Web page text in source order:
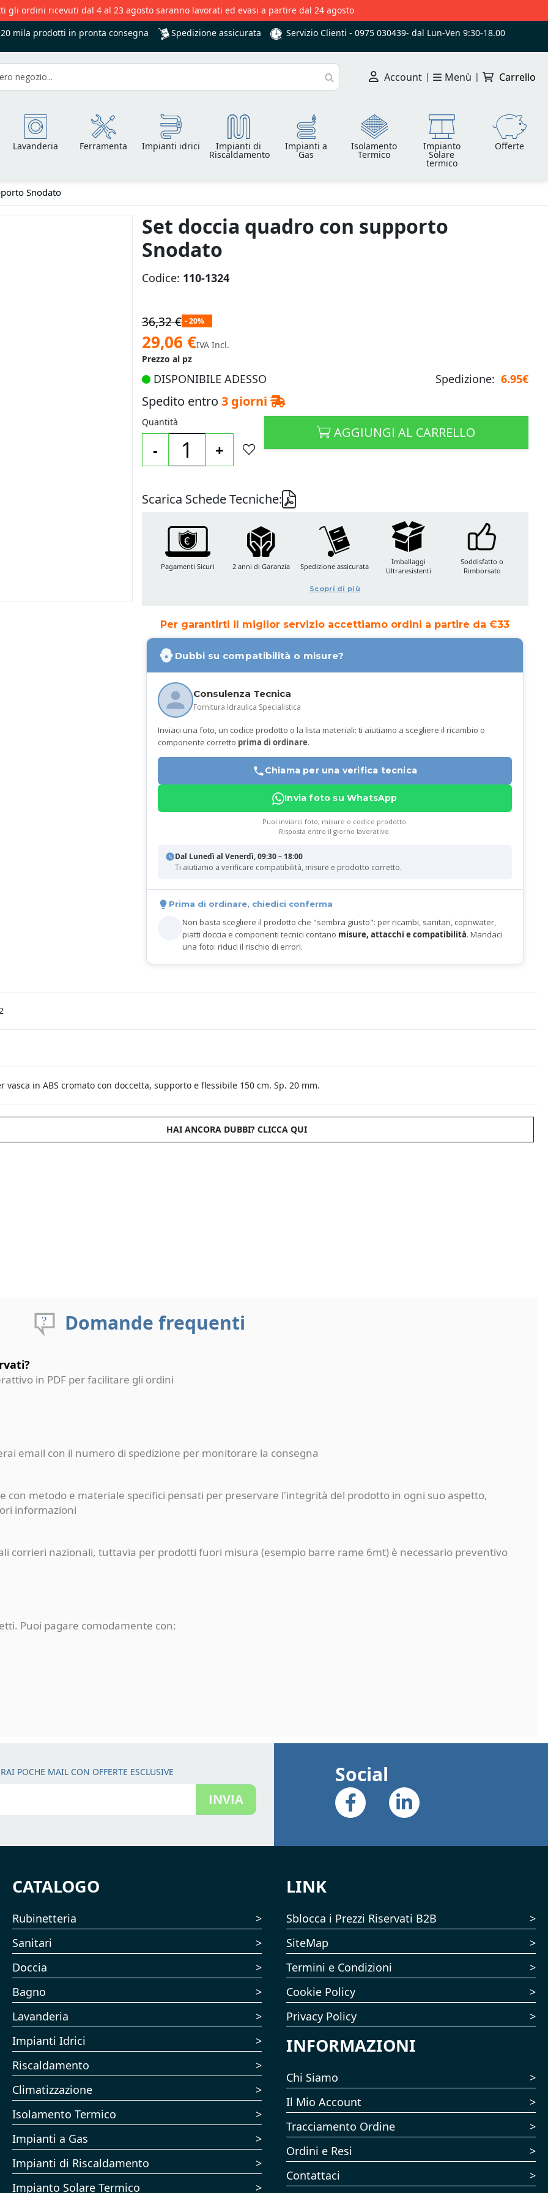
gli ordini ricevuti dal 4 al 23 agosto saranno lavorati ed evasi a partire dal 24 agosto
mila prodotti in pronta consegna Spedizione assicurata Servizio Clienti - 0975 030439- dal Lun-Ven 9:30-18.00
Cerca
Account | Menù | Carrello
Lavanderia Ferramenta Impianti idrici Impianti di
Riscaldamento
Impianti a
Gas
Isolamento
Termico
Impianto
Solare
termico
Offerte
Snodato
Set doccia quadro con supporto
Snodato
Codice: 110-1324
36,32 € - 20%
Prezzo
speciale
29,06 €IVA Incl.
Prezzo al pz
DISPONIBILE ADESSO Spedizione: 6.95€
Spedito entro 3 giorni
Quantità
- +
AGGIUNGI AL CARRELLO
Scarica Schede Tecniche:
Per garantirti il miglior servizio accettiamo ordini a partire da €33
Dubbi su compatibilità o misure?
Consulenza Tecnica
Fornitura Idraulica Specialistica
Inviaci una foto, un codice prodotto o la lista materiali: ti aiutiamo a scegliere il ricambio o
componente corretto prima di ordinare.
Chiama per una verifica tecnica
Invia foto su WhatsApp
Puoi inviarci foto, misure o codice prodotto.
Risposta entro il giorno lavorativo.
Dal Lunedì al Venerdì, 09:30 – 18:00
Ti aiutiamo a verificare compatibilità, misure e prodotto corretto.
Prima di ordinare, chiedici conferma
Non basta scegliere il prodotto che "sembra giusto": per ricambi, sanitari, copriwater,
piatti doccia e componenti tecnici contano misure, attacchi e compatibilità. Mandaci
una foto: riduci il rischio di errori.
Pagamenti Sicuri 2 anni di Garanzia Spedizione assicurata
Imballaggi
Ultraresistenti
Soddisfatto o
Rimborsato
Scopri di più
vasca in ABS cromato con doccetta, supporto e flessibile 150 cm. Sp. 20 mm.
HAI ANCORA DUBBI? CLICCA QUI
Domande frequenti
in PDF per facilitare gli ordini
email con il numero di spedizione per monitorare la consegna
con metodo e materiale specifici pensati per preservare l'integrità del prodotto in ogni suo aspetto,
informazioni
corrieri nazionali, tuttavia per prodotti fuori misura (esempio barre rame 6mt) è necessario preventivo
Puoi pagare comodamente con:
POCHE MAIL CON OFFERTE ESCLUSIVE
INVIA
Social
CATALOGO
Rubinetteria
Sanitari
Doccia
Bagno
Lavanderia
Impianti Idrici
Riscaldamento
Climatizzazione
Isolamento Termico
Impianti a Gas
Impianti di Riscaldamento
Impianto Solare Termico
LINK
Sblocca i Prezzi Riservati B2B
SiteMap
Termini e Condizioni
Cookie Policy
Privacy Policy
INFORMAZIONI
Chi Siamo
Il Mio Account
Tracciamento Ordine
Ordini e Resi
Contattaci